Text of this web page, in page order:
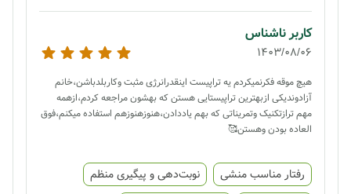
کاربر ناشناس
1403/08/06
هیچ موقه فکرنمیکردم یه تراپیست اینقدرانرژی مثبت وکاربلدباشن،خانم
آزادوندیکی ازبهترین تراپیستایی هستن که بهشون مراجعه کردم،ازهمه
مهم ترازتکنیک وتمریناتی که بهم یاددادن،هنوزهنوزهم استفاده میکنم،فوق
العاده بودن وهستن🥰
رفتار مناسب منشی
نوبت‌دهی و پیگیری منظم